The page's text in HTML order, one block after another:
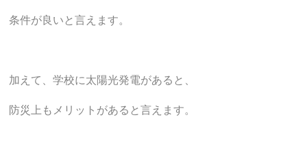
条件が良いと言えます。
加えて、学校に太陽光発電があると、
防災上もメリットがあると言えます。